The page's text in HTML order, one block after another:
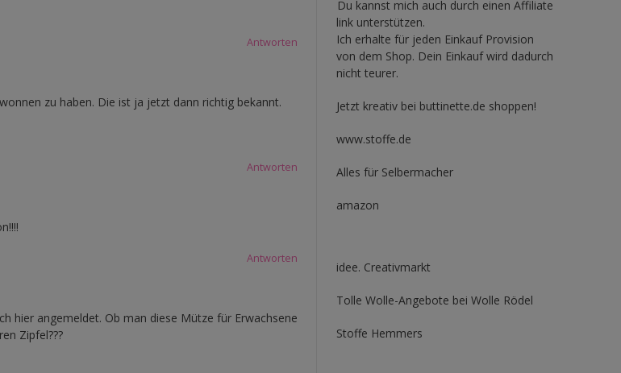
Antworten
zu haben. Die ist ja jetzt dann richtig bekannt.
Antworten
Antworten
hier angemeldet. Ob man diese Mütze für Erwachsene
Zipfel???
Du kannst mich auch durch einen Affiliate
link unterstützen.
Ich erhalte für jeden Einkauf Provision
von dem Shop. Dein Einkauf wird dadurch
nicht teurer.
Jetzt kreativ bei buttinette.de shoppen!
www.stoffe.de
Alles für Selbermacher
amazon
idee. Creativmarkt
Tolle Wolle-Angebote bei Wolle Rödel
Stoffe Hemmers